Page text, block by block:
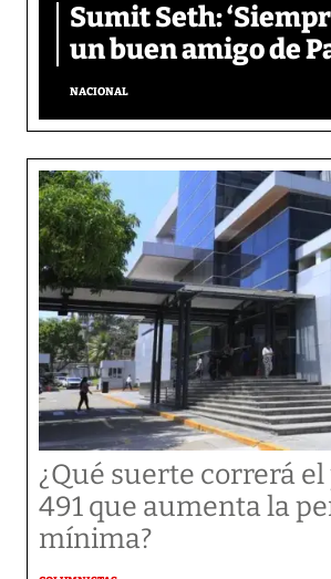
Sumit Seth:
un buen amigo de
NACIONAL
¿Qué suerte correrá
491 que aumenta la
mínima?